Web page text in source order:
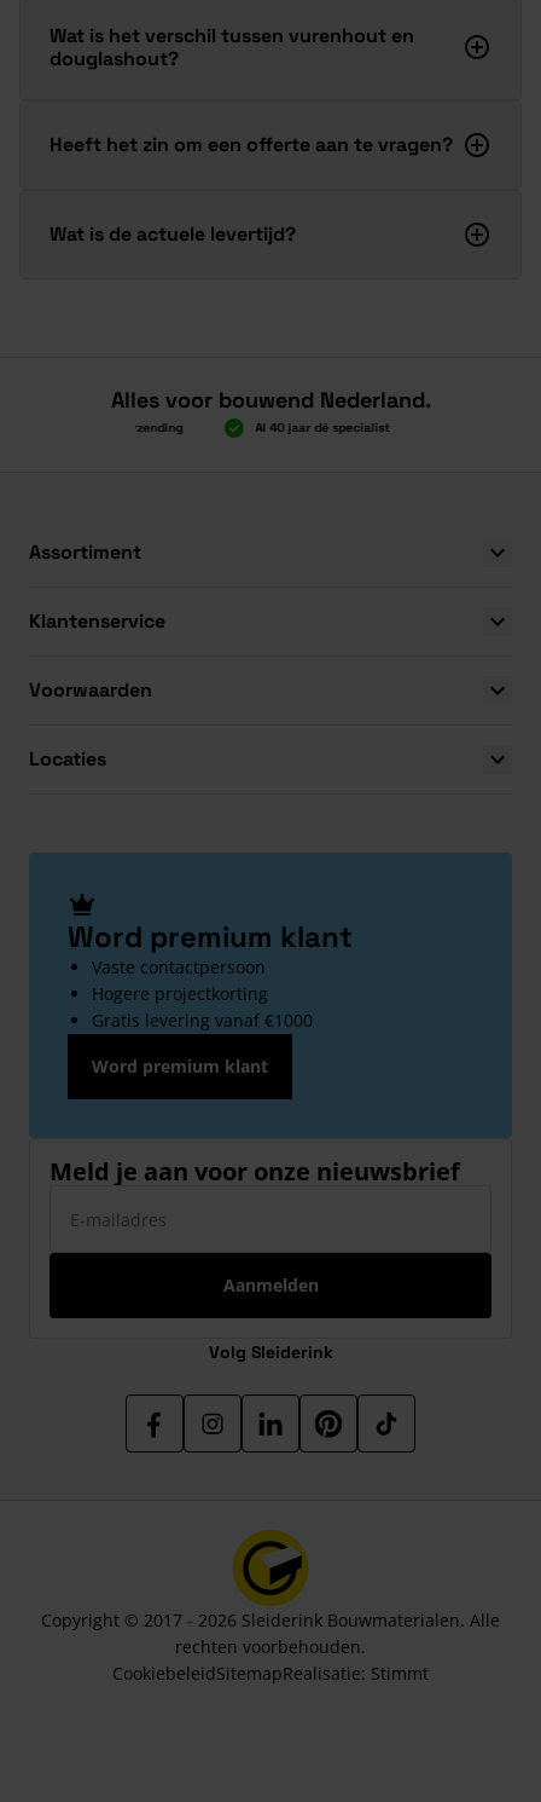
Wat is het verschil tussen vurenhout en
douglashout?
Heeft het zin om een offerte aan te vragen?
Wat is de actuele levertijd?
Alles voor bouwend Nederland.
2.000 gratis verzending Al 40 jaar dé specialist
Assortiment
Klantenservice
Voorwaarden
Locaties
Word premium klant
Vaste contactpersoon
Hogere projectkorting
Gratis levering vanaf €1000
Word premium klant
Meld je aan voor onze nieuwsbrief
Aanmelden
Volg Sleiderink
Copyright © 2017 - 2026 Sleiderink Bouwmaterialen. Alle
rechten voorbehouden.
CookiebeleidSitemapRealisatie: Stimmt